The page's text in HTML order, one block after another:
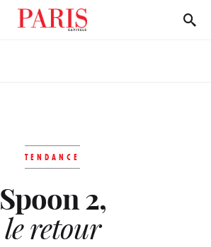
TENDANCE
Spoon 2,
le retour